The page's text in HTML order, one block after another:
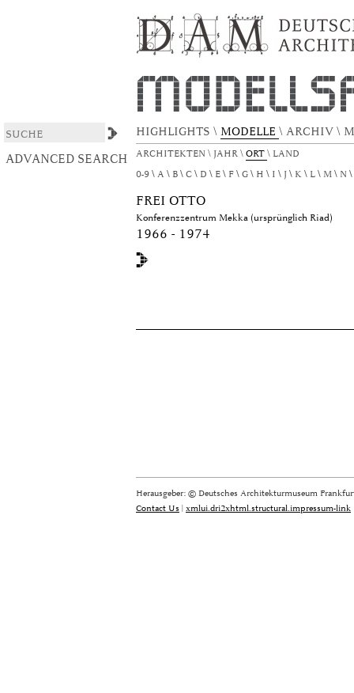
HIGHLIGHTS \ MODELLE \ ARCHIV \
ARCHITEKTEN \ JAHR \ ORT \ LAND
ADVANCED SEARCH
0-9 A B C D E F G H I J K L M N
FREI OTTO
Konferenzzentrum Mekka (ursprünglich Riad)
1966 - 1974
Herausgeber: © Deutsches Architekturmuseum
Contact Us | xmlui.dri2xhtml.structural.impressum-link